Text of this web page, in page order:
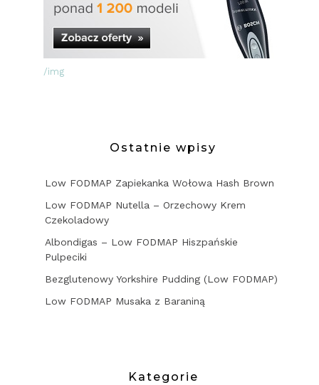
/img
Ostatnie wpisy
Low FODMAP Zapiekanka Wołowa Hash Brown
Low FODMAP Nutella – Orzechowy Krem
Czekoladowy
Albondigas – Low FODMAP Hiszpańskie
Pulpeciki
Bezglutenowy Yorkshire Pudding (Low FODMAP)
Low FODMAP Musaka z Baraniną
Kategorie